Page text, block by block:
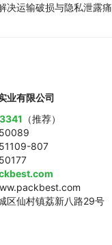
决运输破损与隐私泄露痛
业有限公司
（推荐）
807
区仙村镇荔新八路29号